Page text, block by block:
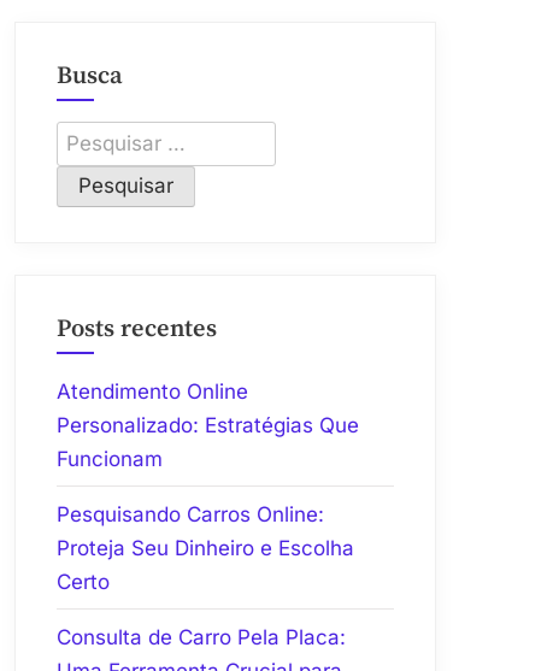
Busca
Pesquisar
por:
Posts recentes
Atendimento Online
Personalizado: Estratégias Que
Funcionam
Pesquisando Carros Online:
Proteja Seu Dinheiro e Escolha
Certo
Consulta de Carro Pela Placa: